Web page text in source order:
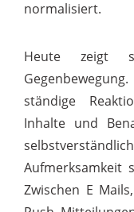
normalisiert.
Heute zeigt
ständige
Inhalte und
Aufmerksamkeit
Zwischen E